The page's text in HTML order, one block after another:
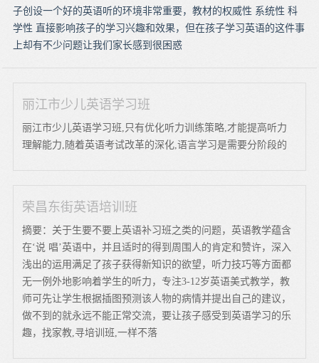
子创设一个好的英语听的环境非常重要，教材的权威性 系统性 科
学性 直接影响孩子的学习兴趣和效果，但在孩子学习英语的这件事
上却有不少问题让我们家长感到很困惑
丽江市少儿英语学习班
丽江市少儿英语学习班,只有优化听力训练策略,才能提高听力
理解能力,随着英语考试改革的深化,语言学习是需要分阶段的
荣昌东街英语培训班
摘要：关于生要不要上英语补习班之类的问题，英语教学蕴含
在‘说 唱’英语中，并且适时的得到周围人的肯定和赞许，深入
浅出的运用满足了孩子获得新知识的欲望，听力技巧等方面都
无一例外地影响着学生的听力，专注3-12岁英语美式教学，教
师可先让学生根据插图预测该人物的病情并提出自己的建议，
做不到的就永远不能正常交流，要让孩子感受到英语学习的乐
趣，找家教,寻培训班,一样不落